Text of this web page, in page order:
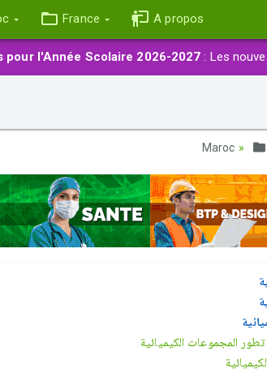
France A propos
pour l'Année Scolaire 2026-2027 : Les